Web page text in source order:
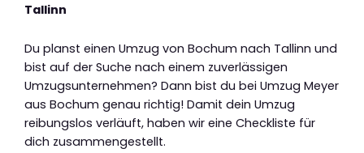
Tallinn
Du planst einen Umzug von Bochum nach Tallinn und
bist auf der Suche nach einem zuverlässigen
Umzugsunternehmen? Dann bist du bei Umzug Meyer
aus Bochum genau richtig! Damit dein Umzug
reibungslos verläuft, haben wir eine Checkliste für
dich zusammengestellt.